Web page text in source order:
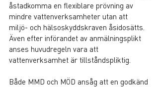
åstadkomma en flexiblare prövning av
mindre vattenverksamheter utan att
miljö- och hälsoskyddskraven åsidosätts.
Även efter införandet av anmälningsplikt
anses huvudregeln vara att
vattenverksamhet är tillståndspliktig.
Både MMD och MÖD ansåg att en godkänd